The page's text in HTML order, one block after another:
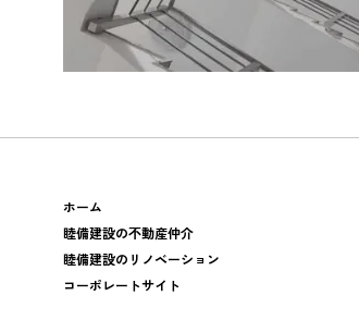
ホーム
睦備建設の不動産仲介
睦備建設のリノベーション
コーポレートサイト